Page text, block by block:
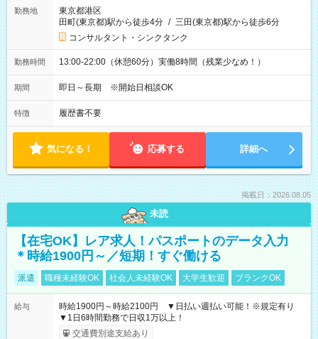
勤務地
東京都港区
田町(東京都)駅から徒歩4分 / 三田(東京都)駅から徒歩6分
コンサルタント・シンクタンク
勤務時間 13:00-22:00（休憩60分）実働8時間（残業少なめ！）
期間 即日～長期 ※開始日相談OK
特徴 履歴書不要
気になる！ 応募する 詳細へ
掲載日：2026.08.05
未読
【在宅OK】レア求人！パスポートのデータ入力
＊時給1900円～／短期！すぐ働ける
派遣 職種未経験OK 社会人未経験OK 大学生歓迎 ブランクOK
給与
時給1900円～時給2100円 ▼日払い週払い可能！※規定有り
▼1日6時間勤務で日収1万以上！
交通費別途支給あり